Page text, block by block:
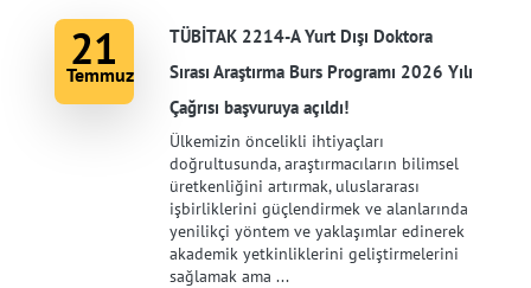
21
Temmuz
TÜBİTAK 2214-A Yurt Dışı Doktora
Sırası Araştırma Burs Programı 2026 Yılı
Çağrısı başvuruya açıldı!
Ülkemizin öncelikli ihtiyaçları
doğrultusunda, araştırmacıların bilimsel
üretkenliğini artırmak, uluslararası
işbirliklerini güçlendirmek ve alanlarında
yenilikçi yöntem ve yaklaşımlar edinerek
akademik yetkinliklerini geliştirmelerini
sağlamak ama ...